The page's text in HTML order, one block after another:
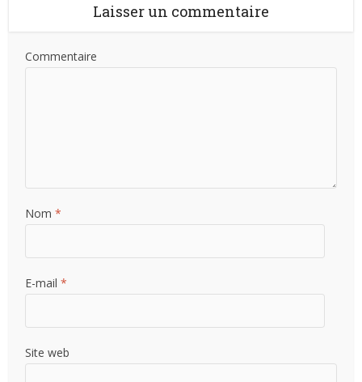
Laisser un commentaire
Commentaire
Nom*
E-mail*
Site web